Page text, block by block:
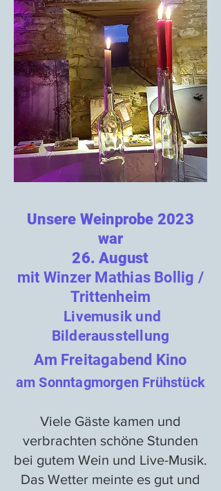
Unsere Weinprobe 2023
war
26. August
mit Winzer Mathias Bollig /
Trittenheim
Livemusik und
Bilderausstellung
Am Freitagabend Kino
am Sonntagmorgen Frühstück
Viele Gäste kamen und
verbrachten schöne Stunden
bei gutem Wein und Live-Musik.
Das Wetter meinte es gut und